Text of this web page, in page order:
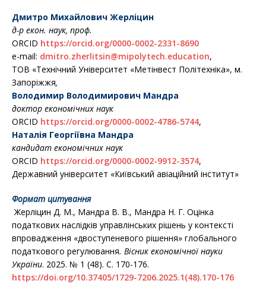
Дмитро Михайлович Жерліцин
д-р екон. наук, проф.
ORCID https://orcid.org/0000-0002-2331-8690
e-mail: dmitro.zherlitsin@mipolytech.education,
ТОВ «Технічний Університет «Метінвест Політехніка», м.
Запоріжжя,
Володимир Володимирович Мандра
доктор економічних наук
ORCID https://orcid.org/0000-0002-4786-5744,
Наталія Георгіївна Мандра
кандидат економічних наук
ORCID https://orcid.org/0000-0002-9912-3574,
Державний університет «Київський авіаційний інститут»
Формат цитування
Жерліцин Д. М., Мандра В. В., Мандра Н. Г. Оцінка
податкових наслідків управлінських рішень у контексті
впровадження «двоступеневого рішення» глобального
податкового регулювання. Вісник економічної науки
України. 2025. № 1 (48). С. 170-176.
https://doi.org/10.37405/1729-7206.2025.1(48).170-176